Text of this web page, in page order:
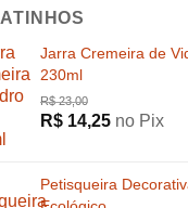
Jarra Cremeira de
230ml
R$ 14,25 no Pix
Petisqueira